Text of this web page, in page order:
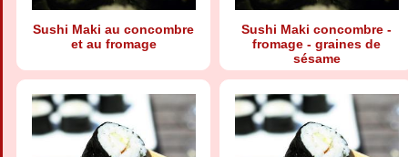
Sushi Maki au concombre
et au fromage
Sushi Maki concombre -
fromage - graines de
sésame